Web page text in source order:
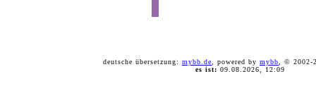
deutsche übersetzung: mybb.de , powered by mybb , ©
es ist: 09.08.2026, 12:09